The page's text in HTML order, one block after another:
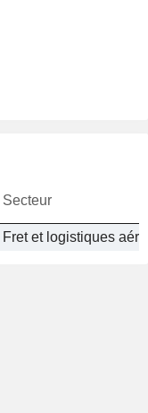
Secteur
Fret et logistiques